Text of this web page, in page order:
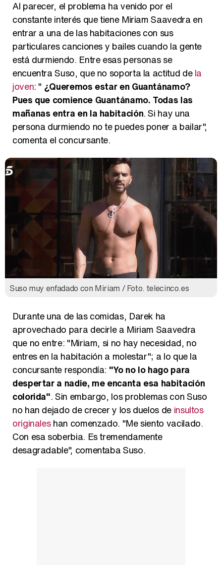
Al parecer, el problema ha venido por el
constante interés que tiene Miriam Saavedra en
entrar a una de las habitaciones con sus
particulares canciones y bailes cuando la gente
está durmiendo. Entre esas personas se
encuentra Suso, que no soporta la actitud dela
joven: " ¿Queremos estar en Guantánamo?
Pues que comience Guantánamo. Todas las
mañanas entra en la habitación. Si hay una
persona durmiendo no te puedes poner a bailar",
comenta el concursante.
Suso muy enfadado con Miriam / Foto. telecinco.es
Durante una de las comidas, Darek ha
aprovechado para decirle a Miriam Saavedra
que no entre: "Miriam, si no hay necesidad, no
entres en la habitación a molestar"; a lo que la
concursante respondía: "Yo no lo hago para
despertar a nadie, me encanta esa habitación
colorida". Sin embargo, los problemas con Suso
no han dejado de crecer y los duelos de insultos
originaleshan comenzado. "Me siento vacilado.
Con esa soberbia. Es tremendamente
desagradable", comentaba Suso.